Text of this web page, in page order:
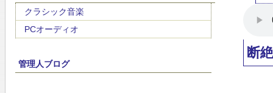
クラシック音楽
PCオーディオ
管理人ブログ
断